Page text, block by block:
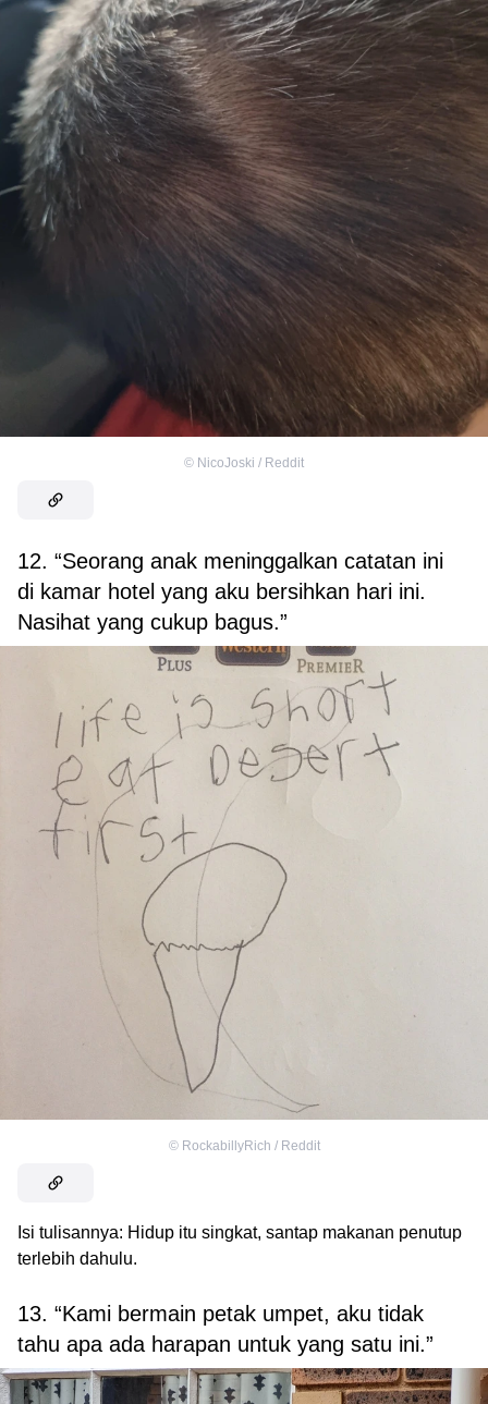
© NicoJoski / Reddit
12. “Seorang anak meninggalkan catatan ini
di kamar hotel yang aku bersihkan hari ini.
Nasihat yang cukup bagus.”
© RockabillyRich / Reddit
Isi tulisannya: Hidup itu singkat, santap makanan penutup
terlebih dahulu.
13. “Kami bermain petak umpet, aku tidak
tahu apa ada harapan untuk yang satu ini.”